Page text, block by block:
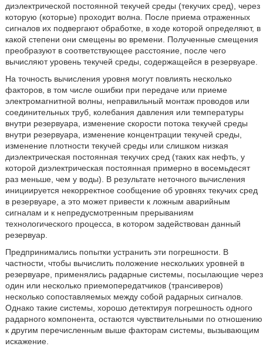
диэлектрической постоянной текучей среды (текучих сред), через
которую (которые) проходит волна. После приема отраженных
сигналов их подвергают обработке, в ходе которой определяют, в
какой степени они смещены во времени. Полученные смещения
преобразуют в соответствующее расстояние, после чего
вычисляют уровень текучей среды, содержащейся в резервуаре.
На точность вычисления уровня могут повлиять несколько
факторов, в том числе ошибки при передаче или приеме
электромагнитной волны, неправильный монтаж проводов или
соединительных труб, колебания давления или температуры
внутри резервуара, изменение скорости потока текучей среды
внутри резервуара, изменение концентрации текучей среды,
изменение плотности текучей среды или слишком низкая
диэлектрическая постоянная текучих сред (таких как нефть, у
которой диэлектрическая постоянная примерно в восемьдесят
раз меньше, чем у воды). В результате неточного вычисления
инициируется некорректное сообщение об уровнях текучих сред
в резервуаре, а это может привести к ложным аварийным
сигналам и к непредусмотренным прерываниям
технологического процесса, в котором задействован данный
резервуар.
Предпринимались попытки устранить эти погрешности. В
частности, чтобы вычислить положение нескольких уровней в
резервуаре, применялись радарные системы, посылающие через
один или несколько приемопередатчиков (трансиверов)
несколько сопоставляемых между собой радарных сигналов.
Однако такие системы, хорошо детектируя погрешность одного
радарного компонента, остаются чувствительными по отношению
к другим перечисленным выше факторам системы, вызывающим
искажение.